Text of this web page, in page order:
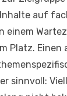
auf
einem
Platz. Einen
sinnvoll: